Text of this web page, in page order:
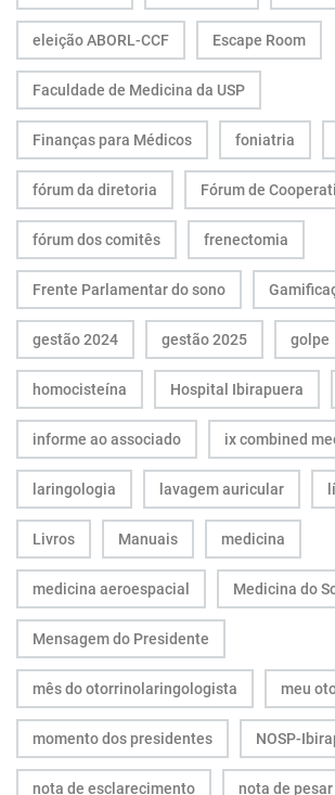
eleição ABORL-CCF Escape Room
Faculdade de Medicina da USP
Finanças para Médicos foniatria
fórum da diretoria Fórum de
fórum dos comitês frenectomia
Frente Parlamentar do sono
gestão 2024 gestão 2025 golpe
homocisteína Hospital Ibirapuera
informe ao associado ix combined
laringologia lavagem auricular
Livros Manuais medicina
medicina aeroespacial Medicina do
Mensagem do Presidente
mês do otorrinolaringologista meu
momento dos presidentes NOSP-
nota de esclarecimento nota de pesar